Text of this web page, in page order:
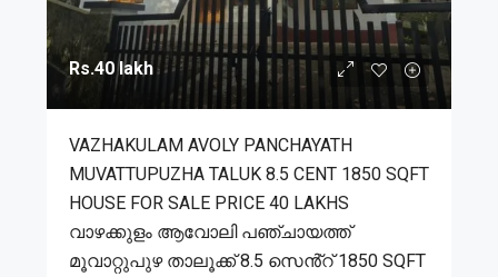
Rs.40 lakh
VAZHAKULAM AVOLY PANCHAYATH
MUVATTUPUZHA TALUK 8.5 CENT 1850 SQFT
HOUSE FOR SALE PRICE 40 LAKHS
വാഴക്കുളം ആവോലി പഞ്ചായത്ത്
മൂവാറ്റുപുഴ താലൂക്ക് 8.5 സെൻ്റ് 1850 SQFT